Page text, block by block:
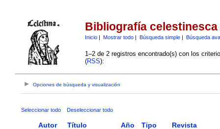
Bibliografía celestinesca
Inicio| Mostrar todo| Búsqueda simple| Búsqueda
1–2 de 2 registros encontrado(s) con los
(RSS):
Opciones de búsqueda y visualización
Seleccionar todo Deseleccionar todo
Autor Título Año Tipo Revista